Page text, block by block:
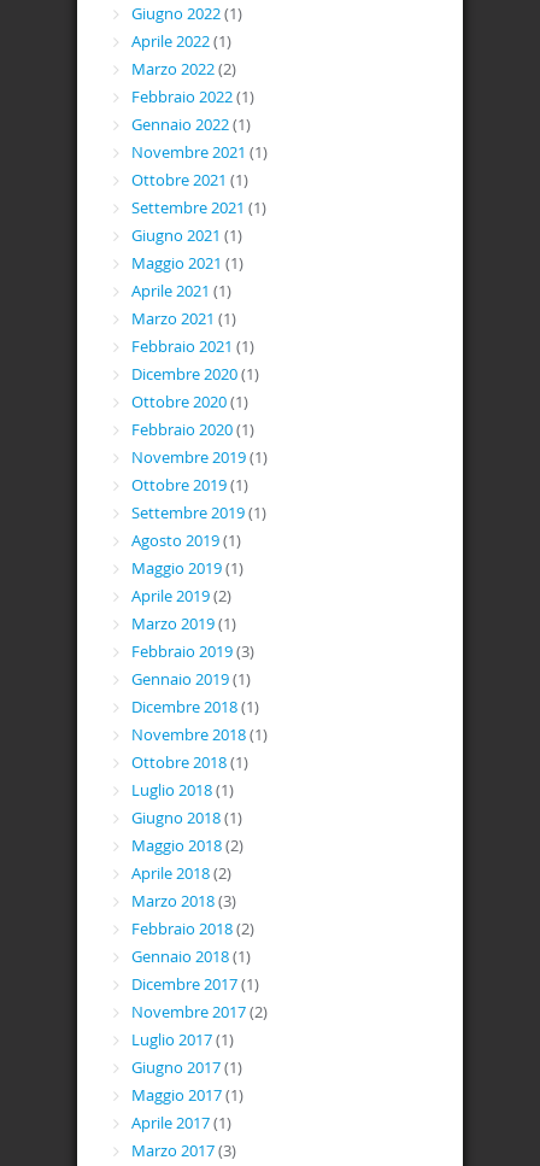
Giugno 2022(1)
Aprile 2022(1)
Marzo 2022(2)
Febbraio 2022(1)
Gennaio 2022(1)
Novembre 2021 (1)
Ottobre 2021 (1)
Settembre 2021 (1)
Giugno 2021 (1)
Maggio 2021 (1)
Aprile 2021 (1)
Marzo 2021 (1)
Febbraio 2021 (1)
Dicembre 2020(1)
Ottobre 2020(1)
Febbraio 2020(1)
Novembre 2019(1)
Ottobre 2019(1)
Settembre 2019(1)
Agosto 2019(1)
Maggio 2019(1)
Aprile 2019(2)
Marzo 2019(1)
Febbraio 2019(3)
Gennaio 2019(1)
Dicembre 2018(1)
Novembre 2018(1)
Ottobre 2018(1)
Luglio 2018(1)
Giugno 2018(1)
Maggio 2018(2)
Aprile 2018(2)
Marzo 2018(3)
Febbraio 2018(2)
Gennaio 2018(1)
Dicembre 2017(1)
Novembre 2017(2)
Luglio 2017(1)
Giugno 2017(1)
Maggio 2017(1)
Aprile 2017(1)
Marzo 2017(3)